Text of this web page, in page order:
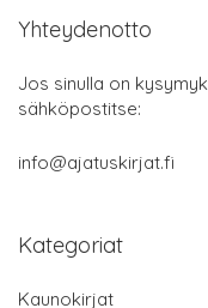
Yhteydenotto
Jos sinulla on
sähköpostitse:
info@ajatuskirjat.fi
Kategoriat
Kaunokirjat